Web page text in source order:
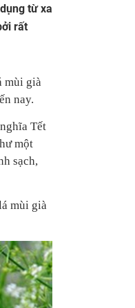
từ xa
rất
mùi già
nay.
Tết
một
sạch,
mùi già